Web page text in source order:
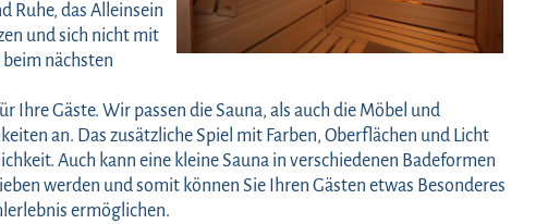
Ruhe, das Alleinsein
und sich nicht mit
nächsten
Ihre Gäste. Wir passen die Sauna, als auch die Möbel und
an. Das zusätzliche Spiel mit Farben, Oberflächen und Licht
Auch kann eine kleine Sauna in verschiedenen Badeformen
werden und somit können Sie Ihren Gästen etwas Besonderes
ermöglichen.